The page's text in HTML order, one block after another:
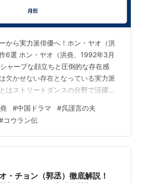
から実力派俳優へ！ホン・ヤオ（洪
6選 ホン・ヤオ（洪堯、1992年3月
ャープな顔立ちと圧倒的な存在感
欠かせない存在となっている実力派
はストリートダンスの分野で活躍
ィション番組出演をきっかけに俳優
。 悪役から一途な愛を捧げる美青年
クターによって全く異なる顔を見せ
技は、一度見ると忘れられない中毒
年9月には『瓔珞』で共演した人気
ン（呉謹言）との結婚…
#中国ドラマ #呉謹言の夫
コウラン伝
・チョン（郭丞）徹底解説！